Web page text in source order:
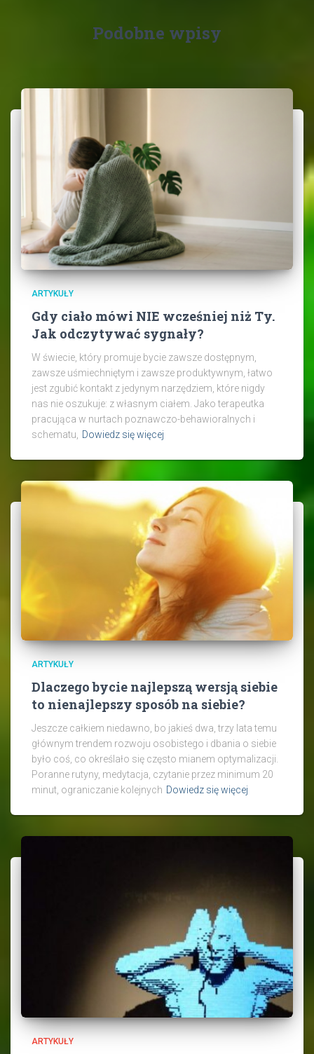
Podobne wpisy
ARTYKUŁY
Gdy ciało mówi NIE wcześniej niż Ty.
Jak odczytywać sygnały?
W świecie, który promuje bycie zawsze dostępnym,
zawsze uśmiechniętym i zawsze produktywnym, łatwo
jest zgubić kontakt z jedynym narzędziem, które nigdy
nas nie oszukuje: z własnym ciałem. Jako terapeutka
pracująca w nurtach poznawczo-behawioralnych i
schematu,
Dowiedz się więcej
ARTYKUŁY
Dlaczego bycie najlepszą wersją siebie
to nienajlepszy sposób na siebie?
Jeszcze całkiem niedawno, bo jakieś dwa, trzy lata temu
głównym trendem rozwoju osobistego i dbania o siebie
było coś, co określało się często mianem optymalizacji.
Poranne rutyny, medytacja, czytanie przez minimum 20
minut, ograniczanie kolejnych Dowiedz się więcej
ARTYKUŁY